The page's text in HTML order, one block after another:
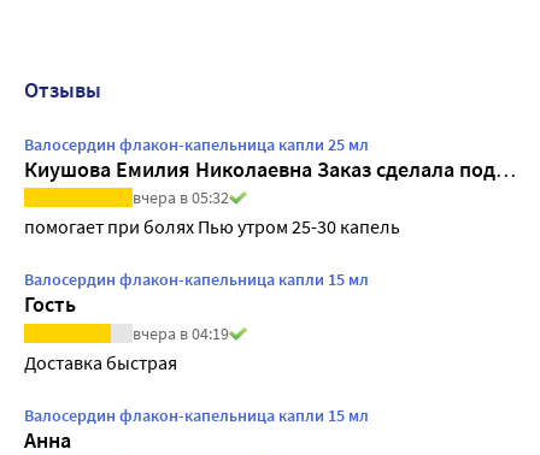
Отзывы
Валосердин флакон-капельница капли 25 мл
Киушова Емилия Николаевна Заказ сделала подруга
вчера в 05:32
помогает при болях Пью утром 25-30 капель
Валосердин флакон-капельница капли 15 мл
Гость
вчера в 04:19
Доставка быстрая
Валосердин флакон-капельница капли 15 мл
Анна